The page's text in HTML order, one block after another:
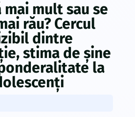
mai mult sau se
rău? Cercul
dintre
stima de șine
la